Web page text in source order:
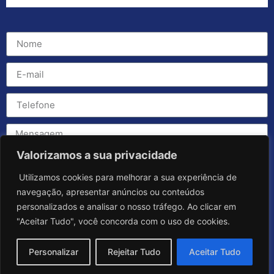
Valorizamos a sua privacidade
Utilizamos cookies para melhorar a sua experiência de
navegação, apresentar anúncios ou conteúdos
personalizados e analisar o nosso tráfego. Ao clicar em
"Aceitar Tudo", você concorda com o uso de cookies.
Personalizar Rejeitar Tudo Aceitar Tudo
Enviar